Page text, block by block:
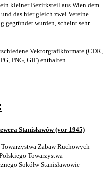
kleiner Bezirksteil aus Wien dem
das hier gleich zwei Vereine
gegründet wurden, scheint sehr
Vektorgrafikformate (CDR,
PNG, GIF) enthalten.
Stanisławów (vor 1945)
Towarzystwa Zabaw Ruchowych
Polskiego Towarzystwa
Sokółw Stanisławowie